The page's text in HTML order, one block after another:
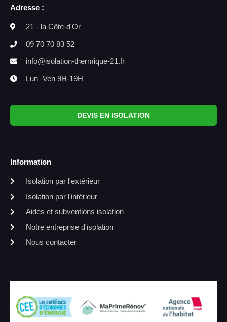
Adresse :
21 - la Côte-d'Or
09 70 70 83 52
info@isolation-thermique-21.fr
Lun -Ven 9H-19H
DEVIS EN ISOLATION
Information
Isolation par l'extérieur
Isolation par l'intérieur
Aides et subventions isolation
Notre entreprise d'isolation
Nous contacter